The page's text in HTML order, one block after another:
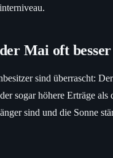
Mai oft
sind überrascht:
sogar höhere Erträge
sind und die Sonne